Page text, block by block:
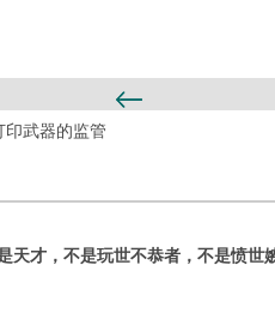
印武器的监管
天才，不是玩世不恭者，不是愤